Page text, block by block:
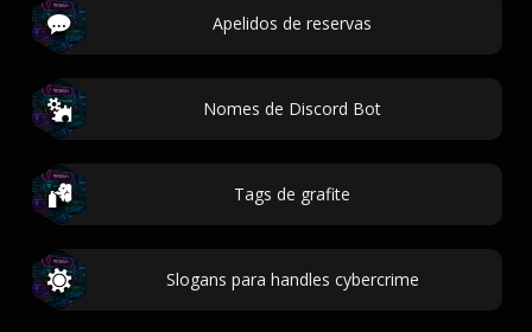
Apelidos de reservas
Nomes de Discord Bot
Tags de grafite
Slogans para handles cybercrime